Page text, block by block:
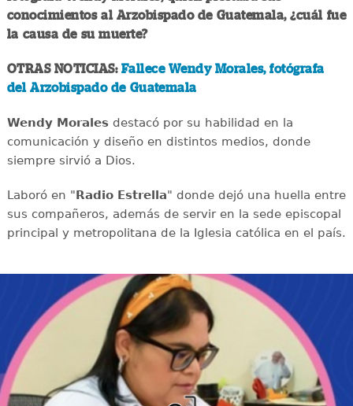
conocimientos al Arzobispado de Guatemala, ¿cuál fue
la causa de su muerte?
OTRAS NOTICIAS: Fallece Wendy Morales, fotógrafa
del Arzobispado de Guatemala
Wendy Moralesdestacó por su habilidad en la
comunicación y diseño en distintos medios, donde
siempre sirvió a Dios.
Laboró en "Radio Estrella" donde dejó una huella entre
sus compañeros, además de servir en la sede episcopal
principal y metropolitana de la Iglesia católica en el país.